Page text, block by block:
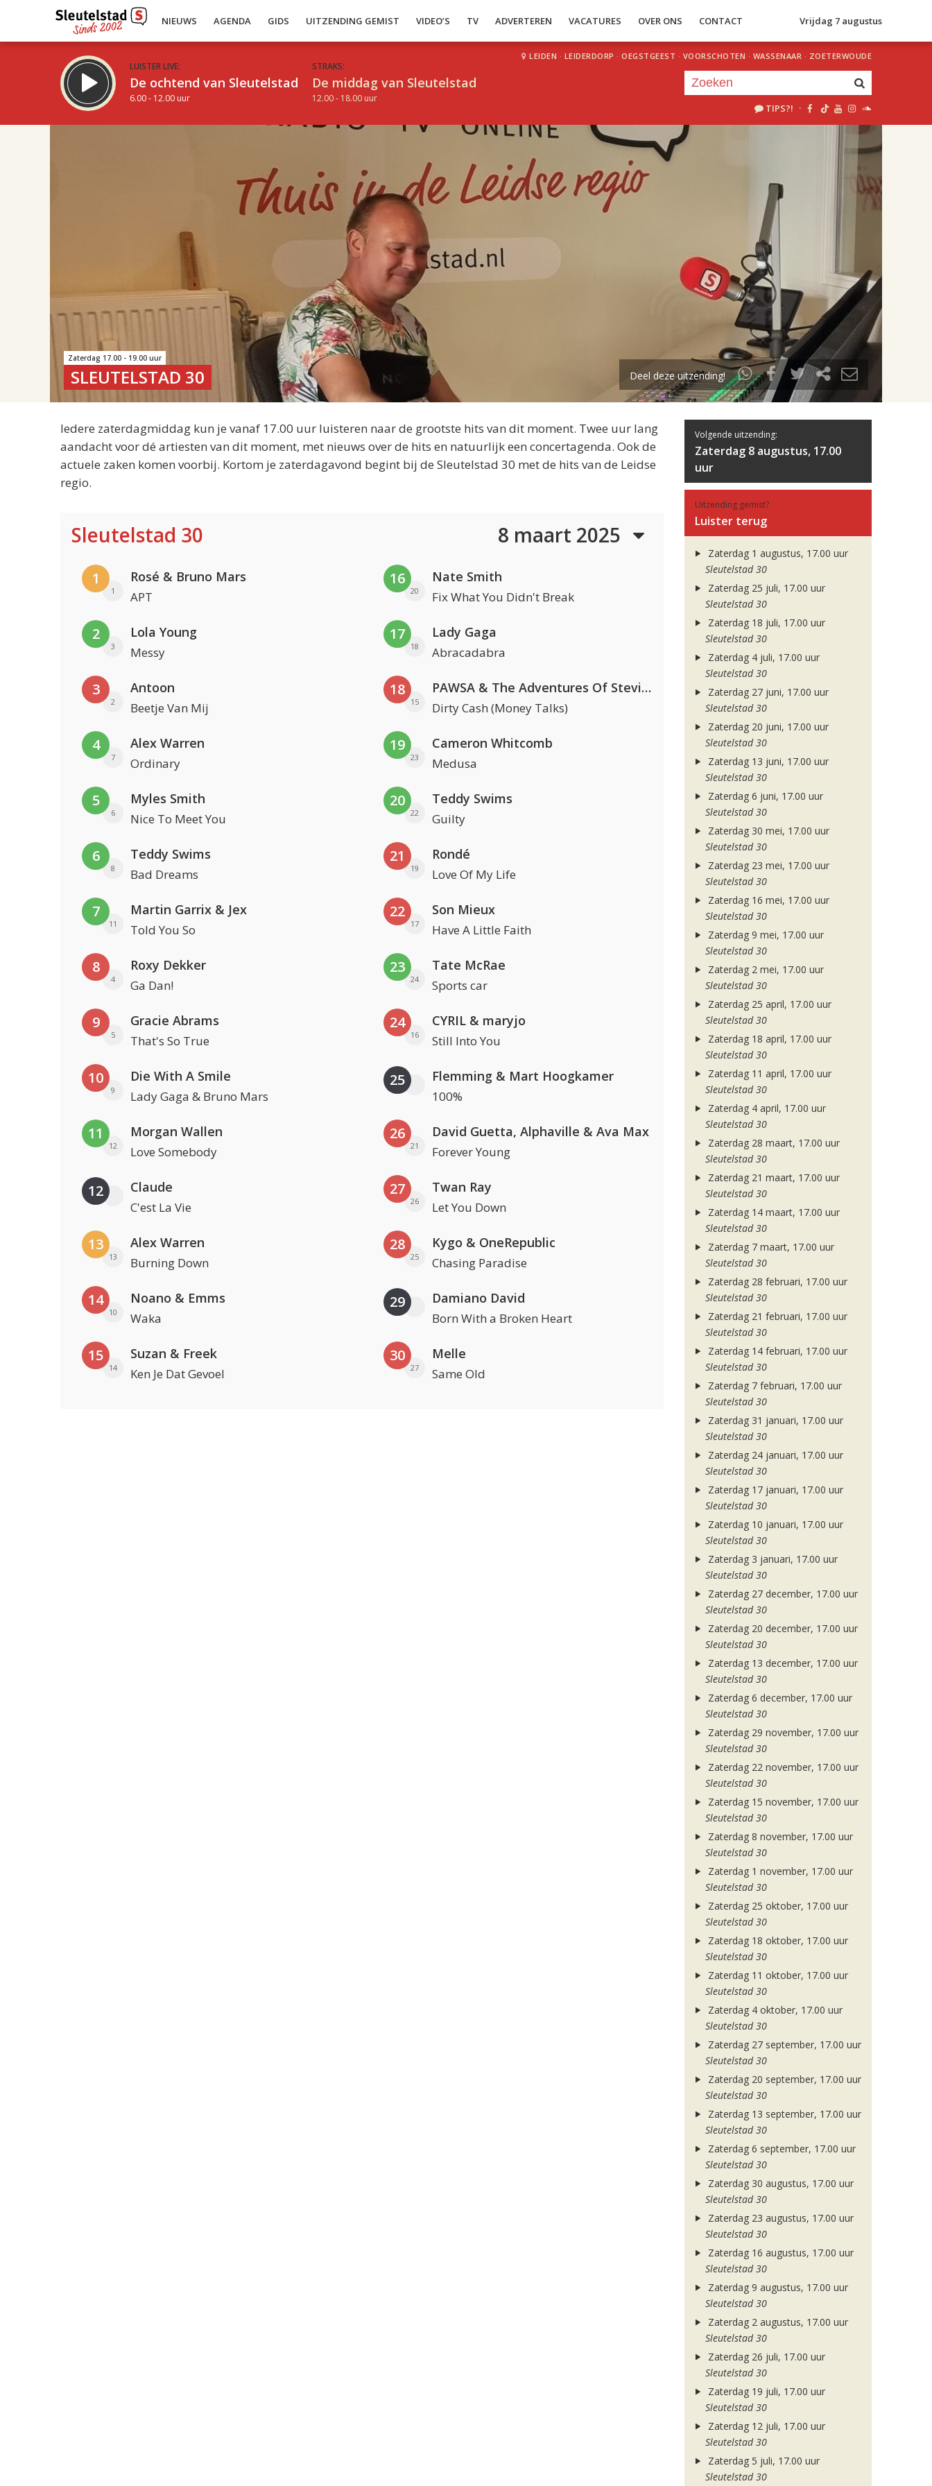
NIEUWS AGENDA GIDS UITZENDING GEMIST VIDEO’S TV ADVERTEREN VACATURES OVER ONS CONTACT Vrijdag 7 augustus
LUISTER LIVE:
De ochtend van Sleutelstad
6.00 - 12.00 uur
STRAKS:
De middag van Sleutelstad
12.00 - 18.00 uur
LEIDEN · LEIDERDORP · OEGSTGEEST · VOORSCHOTEN · WASSENAAR · ZOETERWOUDE
TIPS?! ·
uur 1 van 1
Volgend uur
Zaterdag 17.00 - 19.00 uur
SLEUTELSTAD 30 Deel deze uitzending!
Iedere zaterdagmiddag kun je vanaf 17.00 uur luisteren naar de grootste hits van dit moment. Twee uur lang
aandacht voor dé artiesten van dit moment, met nieuws over de hits en natuurlijk een concertagenda. Ook de
actuele zaken komen voorbij. Kortom je zaterdagavond begint bij de Sleutelstad 30 met de hits van de Leidse
regio.
Sleutelstad 30 8 maart 2025
1
1
Rosé & Bruno Mars
APT
2
3
Lola Young
Messy
3
2
Antoon
Beetje Van Mij
4
7
Alex Warren
Ordinary
5
6
Myles Smith
Nice To Meet You
6
8
Teddy Swims
Bad Dreams
7
11
Martin Garrix & Jex
Told You So
8
4
Roxy Dekker
Ga Dan!
9
5
Gracie Abrams
That's So True
10
9
Die With A Smile
Lady Gaga & Bruno Mars
11
12
Morgan Wallen
Love Somebody
12 Claude
C'est La Vie
13
13
Alex Warren
Burning Down
14
10
Noano & Emms
Waka
15
14
Suzan & Freek
Ken Je Dat Gevoel
16
20
Nate Smith
Fix What You Didn't Break
17
18
Lady Gaga
Abracadabra
18
15
PAWSA & The Adventures Of Stevie V
Dirty Cash (Money Talks)
19
23
Cameron Whitcomb
Medusa
20
22
Teddy Swims
Guilty
21
19
Rondé
Love Of My Life
22
17
Son Mieux
Have A Little Faith
23
24
Tate McRae
Sports car
24
16
CYRIL & maryjo
Still Into You
25 Flemming & Mart Hoogkamer
100%
26
21
David Guetta, Alphaville & Ava Max
Forever Young
27
26
Twan Ray
Let You Down
28
25
Kygo & OneRepublic
Chasing Paradise
29 Damiano David
Born With a Broken Heart
30
27
Melle
Same Old
Volgende uitzending:
Zaterdag 8 augustus, 17.00
uur
Uitzending gemist?
Luister terug
Zaterdag 1 augustus, 17.00 uur
Sleutelstad 30
Zaterdag 25 juli, 17.00 uur
Sleutelstad 30
Zaterdag 18 juli, 17.00 uur
Sleutelstad 30
Zaterdag 4 juli, 17.00 uur
Sleutelstad 30
Zaterdag 27 juni, 17.00 uur
Sleutelstad 30
Zaterdag 20 juni, 17.00 uur
Sleutelstad 30
Zaterdag 13 juni, 17.00 uur
Sleutelstad 30
Zaterdag 6 juni, 17.00 uur
Sleutelstad 30
Zaterdag 30 mei, 17.00 uur
Sleutelstad 30
Zaterdag 23 mei, 17.00 uur
Sleutelstad 30
Zaterdag 16 mei, 17.00 uur
Sleutelstad 30
Zaterdag 9 mei, 17.00 uur
Sleutelstad 30
Zaterdag 2 mei, 17.00 uur
Sleutelstad 30
Zaterdag 25 april, 17.00 uur
Sleutelstad 30
Zaterdag 18 april, 17.00 uur
Sleutelstad 30
Zaterdag 11 april, 17.00 uur
Sleutelstad 30
Zaterdag 4 april, 17.00 uur
Sleutelstad 30
Zaterdag 28 maart, 17.00 uur
Sleutelstad 30
Zaterdag 21 maart, 17.00 uur
Sleutelstad 30
Zaterdag 14 maart, 17.00 uur
Sleutelstad 30
Zaterdag 7 maart, 17.00 uur
Sleutelstad 30
Zaterdag 28 februari, 17.00 uur
Sleutelstad 30
Zaterdag 21 februari, 17.00 uur
Sleutelstad 30
Zaterdag 14 februari, 17.00 uur
Sleutelstad 30
Zaterdag 7 februari, 17.00 uur
Sleutelstad 30
Zaterdag 31 januari, 17.00 uur
Sleutelstad 30
Zaterdag 24 januari, 17.00 uur
Sleutelstad 30
Zaterdag 17 januari, 17.00 uur
Sleutelstad 30
Zaterdag 10 januari, 17.00 uur
Sleutelstad 30
Zaterdag 3 januari, 17.00 uur
Sleutelstad 30
Zaterdag 27 december, 17.00 uur
Sleutelstad 30
Zaterdag 20 december, 17.00 uur
Sleutelstad 30
Zaterdag 13 december, 17.00 uur
Sleutelstad 30
Zaterdag 6 december, 17.00 uur
Sleutelstad 30
Zaterdag 29 november, 17.00 uur
Sleutelstad 30
Zaterdag 22 november, 17.00 uur
Sleutelstad 30
Zaterdag 15 november, 17.00 uur
Sleutelstad 30
Zaterdag 8 november, 17.00 uur
Sleutelstad 30
Zaterdag 1 november, 17.00 uur
Sleutelstad 30
Zaterdag 25 oktober, 17.00 uur
Sleutelstad 30
Zaterdag 18 oktober, 17.00 uur
Sleutelstad 30
Zaterdag 11 oktober, 17.00 uur
Sleutelstad 30
Zaterdag 4 oktober, 17.00 uur
Sleutelstad 30
Zaterdag 27 september, 17.00 uur
Sleutelstad 30
Zaterdag 20 september, 17.00 uur
Sleutelstad 30
Zaterdag 13 september, 17.00 uur
Sleutelstad 30
Zaterdag 6 september, 17.00 uur
Sleutelstad 30
Zaterdag 30 augustus, 17.00 uur
Sleutelstad 30
Zaterdag 23 augustus, 17.00 uur
Sleutelstad 30
Zaterdag 16 augustus, 17.00 uur
Sleutelstad 30
Zaterdag 9 augustus, 17.00 uur
Sleutelstad 30
Zaterdag 2 augustus, 17.00 uur
Sleutelstad 30
Zaterdag 26 juli, 17.00 uur
Sleutelstad 30
Zaterdag 19 juli, 17.00 uur
Sleutelstad 30
Zaterdag 12 juli, 17.00 uur
Sleutelstad 30
Zaterdag 5 juli, 17.00 uur
Sleutelstad 30